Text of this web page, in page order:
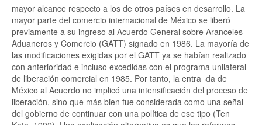
mayor alcance respecto a los de otros países en desarrollo. La
mayor parte del comercio internacional de México se liberó
previamente a su ingreso al Acuerdo General sobre Aranceles
Aduaneros y Comercio (GATT) signado en 1986. La mayoría de
las modificaciones exigidas por el GATT ya se habían realizado
con anterioridad e incluso excedidas con el programa unilateral
de liberación comercial en 1985. Por tanto, la entra¬da de
México al Acuerdo no implicó una intensificación del proceso de
liberación, sino que más bien fue considerada como una señal
del gobierno de continuar con una política de ese tipo (Ten